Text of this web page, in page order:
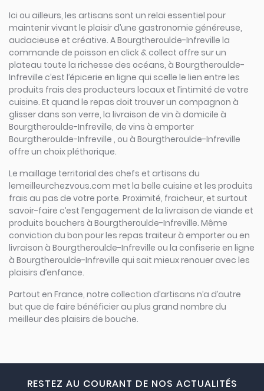
Ici ou ailleurs, les artisans sont un relai essentiel pour
maintenir vivant le plaisir d’une gastronomie généreuse,
audacieuse et créative. A Bourgtheroulde-Infreville la
commande de poisson en click & collect offre sur un
plateau toute la richesse des océans, à Bourgtheroulde-
Infreville c’est l’épicerie en ligne qui scelle le lien entre les
produits frais des producteurs locaux et l’intimité de votre
cuisine. Et quand le repas doit trouver un compagnon à
glisser dans son verre, la livraison de vin à domicile à
Bourgtheroulde-Infreville, de vins à emporter
Bourgtheroulde-Infreville , ou à Bourgtheroulde-Infreville
offre un choix pléthorique.
Le maillage territorial des chefs et artisans du
lemeilleurchezvous.com met la belle cuisine et les produits
frais au pas de votre porte. Proximité, fraicheur, et surtout
savoir-faire c’est l’engagement de la livraison de viande et
produits bouchers à Bourgtheroulde-Infreville. Même
conviction du bon pour les repas traiteur à emporter ou en
livraison à Bourgtheroulde-Infreville ou la confiserie en ligne
à Bourgtheroulde-Infreville qui sait mieux renouer avec les
plaisirs d’enfance.
Partout en France, notre collection d’artisans n’a d’autre
but que de faire bénéficier au plus grand nombre du
meilleur des plaisirs de bouche.
RESTEZ AU COURANT DE NOS ACTUALITÉS